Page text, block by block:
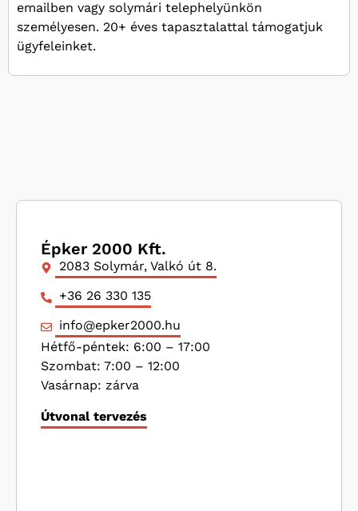
emailben vagy solymári telephelyünkön
személyesen. 20+ éves tapasztalattal támogatjuk
ügyfeleinket.
Épker 2000 Kft.
2083 Solymár, Valkó út 8.
+36 26 330 135
info@epker2000.hu
Hétfő-péntek: 6:00 – 17:00
Szombat: 7:00 – 12:00
Vasárnap: zárva
Útvonal tervezés